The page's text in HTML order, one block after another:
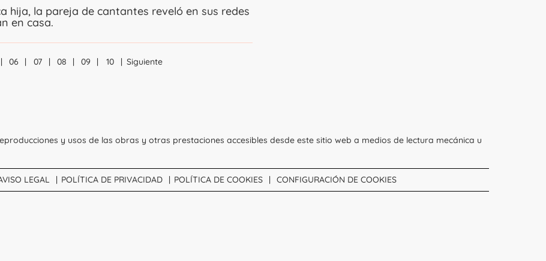
hija, la pareja de cantantes reveló en sus redes
en casa.
06 07 08 09 10 Siguiente
y usos de las obras y otras prestaciones accesibles desde este sitio web a medios de lectura mecánica u
LEGAL POLÍTICA DE PRIVACIDAD POLÍTICA DE COOKIES CONFIGURACIÓN DE COOKIES